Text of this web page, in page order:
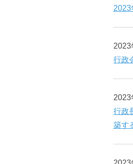
2023
2023
行政
2023
行政
築す